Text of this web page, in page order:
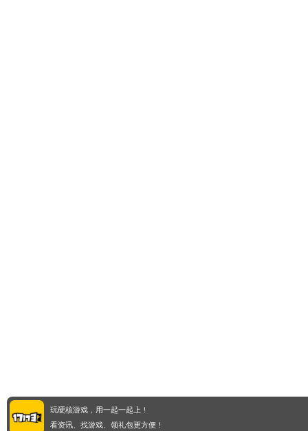
玩硬核游戏，用一起一起上！
看资讯、找游戏、领礼包更方便！